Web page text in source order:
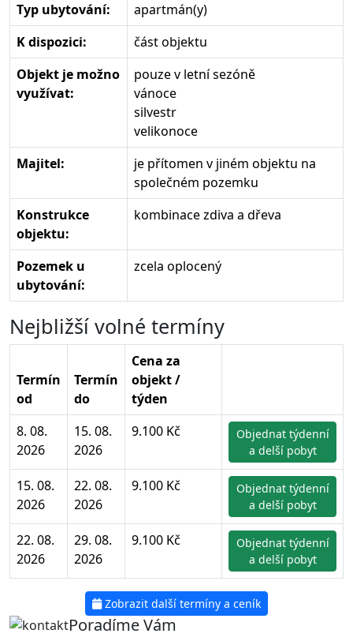
Typ ubytování:
apartmán(y)
K dispozici:
část objektu
Objekt je možno
využívat:
pouze v letní sezóně
vánoce
silvestr
velikonoce
Majitel:
je přítomen v jiném objektu na
společném pozemku
Konstrukce
objektu:
kombinace zdiva a dřeva
Pozemek u
ubytování:
zcela oplocený
Nejbližší volné termíny
Termín
od
Termín
do
Cena za
objekt /
týden
8. 08.
2026
15. 08.
2026
9.100 Kč
Objednat týdenní
a delší pobyt
15. 08.
2026
22. 08.
2026
9.100 Kč
Objednat týdenní
a delší pobyt
22. 08.
2026
29. 08.
2026
9.100 Kč
Objednat týdenní
a delší pobyt
Zobrazit další termíny a ceník
Poradíme Vám